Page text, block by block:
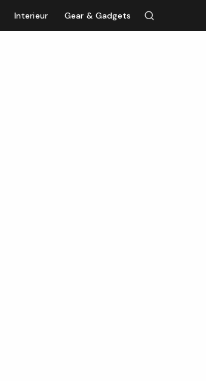
Interieur Gear & Gadgets